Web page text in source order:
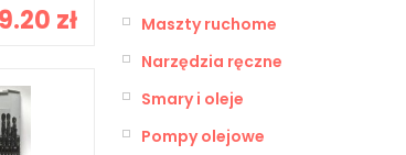
zł
Maszty ruchome
Narzędzia ręczne
Smary i oleje
Pompy olejowe